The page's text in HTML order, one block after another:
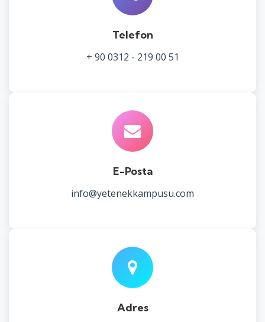
Telefon
+ 90 0312 - 219 00 51
E-Posta
info@yetenekkampusu.com
Adres